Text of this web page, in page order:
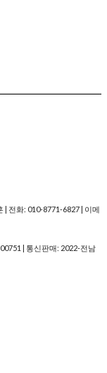
| 전화: 010-8771-6827 | 이메
| 통신판매: 2022-전남